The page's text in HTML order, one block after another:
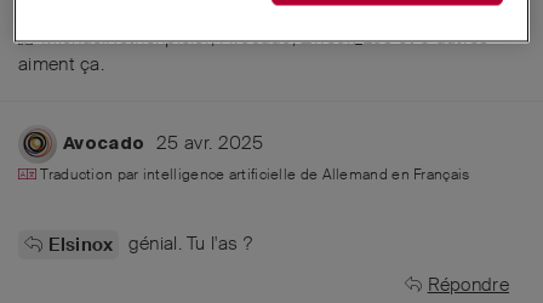
MichaelRothenpieler,Avocado,Zweck_Loset5autres
aiment ça.
Avocado 25 avr. 2025
Traduction par intelligence artificielle de Allemand en Français
Elsinox
génial. Tu l'as ?
Répondre